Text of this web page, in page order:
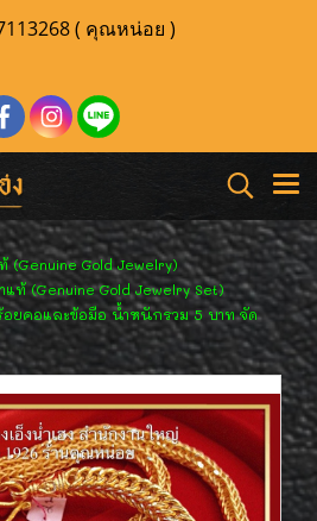
( คุณหน่อย )
(Genuine Gold Jewelry)
ท้ (Genuine Gold Jewelry Set)
ยคอและข้อมือ น้ำหนักรวม 5 บาท จัด